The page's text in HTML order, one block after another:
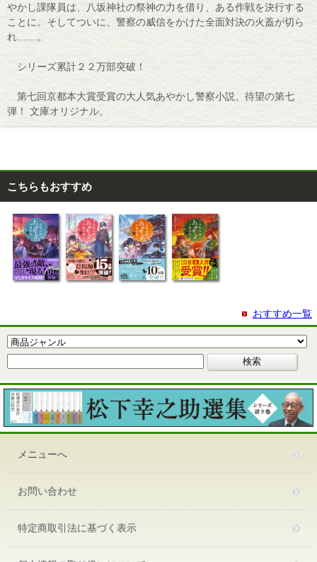
やかし課隊員は、八坂神社の祭神の力を借り、ある作戦を決行する
ことに。そしてついに、警察の威信をかけた全面対決の火蓋が切ら
れ……。
シリーズ累計２２万部突破！
第七回京都本大賞受賞の大人気あやかし警察小説、待望の第七
弾！ 文庫オリジナル。
こちらもおすすめ
おすすめ一覧
メニューへ
お問い合わせ
特定商取引法に基づく表示